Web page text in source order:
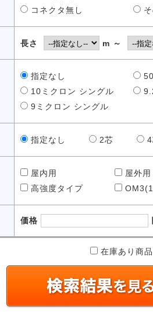
コネクタ無し
そ
長さ m ～
指定なし 50
10ミクロン シングル
9ミクロン シングル
指定なし 2芯
屋内用 屋外用
高強度タイプ
価格
在庫あり商